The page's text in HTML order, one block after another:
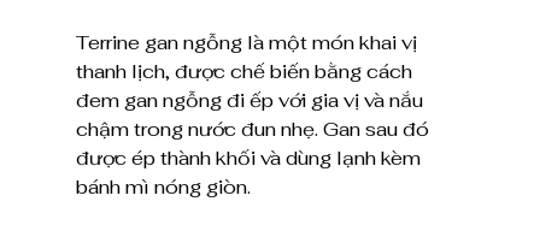
Terrine gan ngỗng là một món khai vị
thanh lịch, được chế biến bằng cách
đem gan ngỗng đi ếp với gia vị và nắu
chậm trong nước đun nhẹ. Gan sau đó
được ép thành khối và dùng lạnh kèm
bánh mì nóng giòn.